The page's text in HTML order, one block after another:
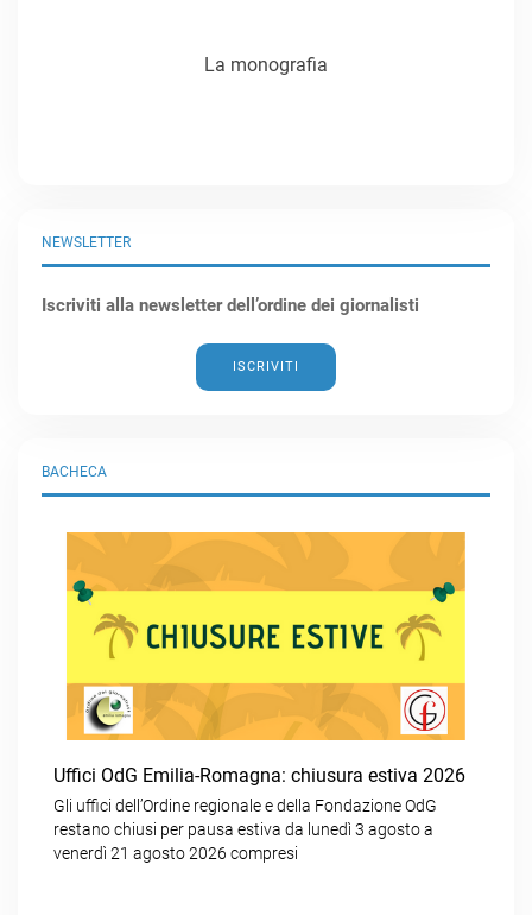
BACHECA
Uffici OdG Emilia-Romagna: chiusura estiva 2026
Gli uffici dell’Ordine regionale e della Fondazione OdG
restano chiusi per pausa estiva da lunedì 3 agosto a
venerdì 21 agosto 2026 compresi
NEWSLETTER
Iscriviti alla newsletter dell’ordine dei giornalisti
ISCRIVITI
La monografia